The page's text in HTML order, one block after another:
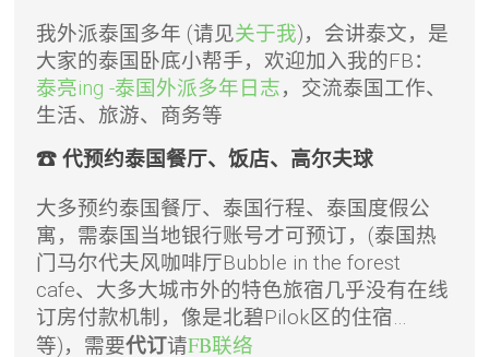
我外派泰国多年 (请见关于我)，会讲泰文，是
大家的泰国卧底小帮手，欢迎加入我的FB：
泰亮ing -泰国外派多年日志，交流泰国工作、
生活、旅游、商务等
☎ 代预约泰国餐厅、饭店、高尔夫球
大多预约泰国餐厅、泰国行程、泰国度假公
寓，需泰国当地银行账号才可预订，(泰国热
门马尔代夫风咖啡厅Bubble in the forest
cafe、大多大城市外的特色旅宿几乎没有在线
订房付款机制，像是北碧Pilok区的住宿…
等)，需要代订请FB联络